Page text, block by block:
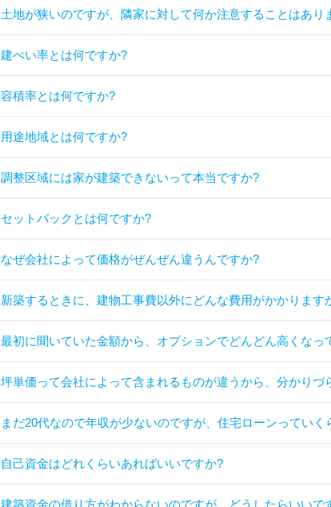
土地が狭いのですが、隣家に対して何か注意することはあり
建ぺい率とは何ですか?
容積率とは何ですか?
用途地域とは何ですか?
調整区域には家が建築できないって本当ですか?
セットバックとは何ですか?
なぜ会社によって価格がぜんぜん違うんですか?
新築するときに、建物工事費以外にどんな費用がかかります
最初に聞いていた金額から、オプションでどんどん高くなっ
坪単価って会社によって含まれるものが違うから、分かりづ
まだ20代なので年収が少ないのですが、住宅ローンってい
自己資金はどれくらいあればいいですか?
建築資金の借り方がわからないのですが、どうしたらいいで